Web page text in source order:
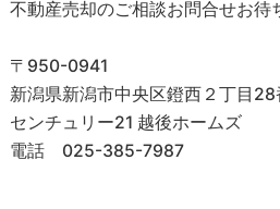
不動産売却のご相談お問合せお待
〒950-0941
新潟県新潟市中央区鐙西２丁目
センチュリー21 越後ホームズ
電話 025-385-7987